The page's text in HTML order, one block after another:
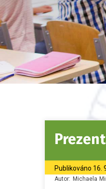
Publikováno 16.
Autor: Michaela